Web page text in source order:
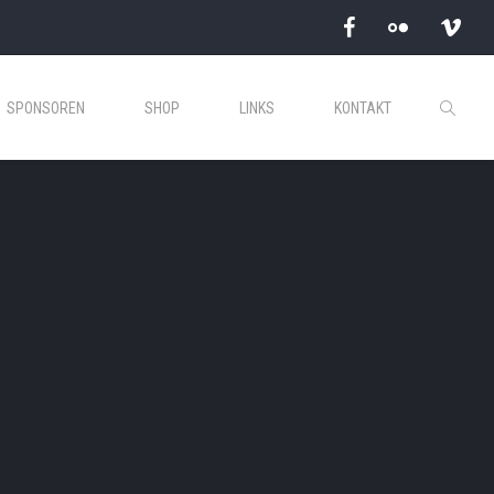
SPONSOREN SHOP LINKS KONTAKT